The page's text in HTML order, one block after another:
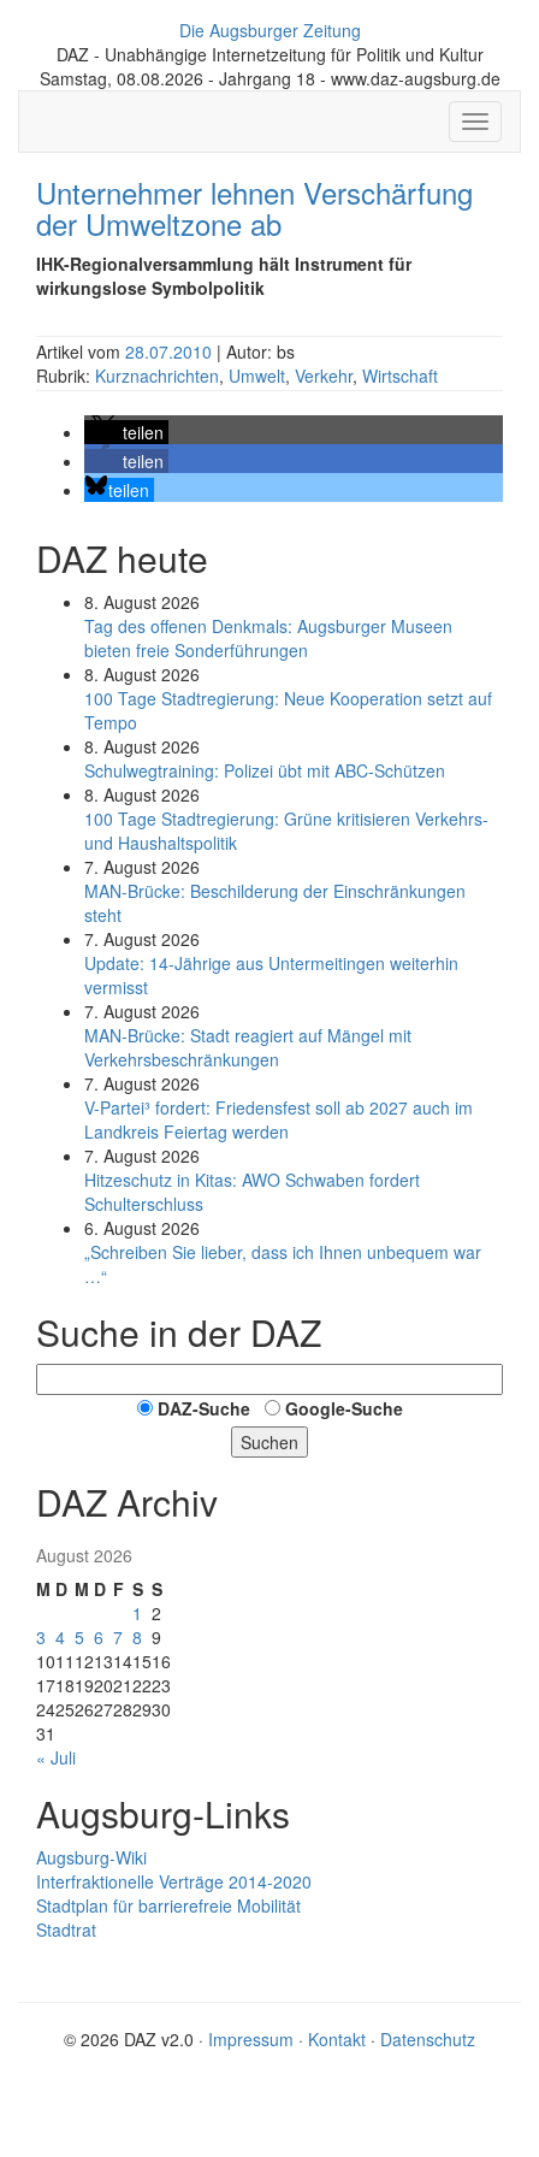
Die Augsburger Zeitung
DAZ - Unabhängige Internetzeitung für Politik und Kultur
Samstag, 08.08.2026 - Jahrgang 18 - www.daz-augsburg.de
Toggle
Unternehmer lehnen Verschärfung
der Umweltzone ab
IHK-Regionalversammlung hält Instrument für
wirkungslose Symbolpolitik
Artikel vom 28.07.2010 | Autor: bs
Rubrik: Kurznachrichten, Umwelt, Verkehr, Wirtschaft
teilen
teilen
teilen
DAZ heute
8. August 2026
Tag des offenen Denkmals: Augsburger Museen
bieten freie Sonderführungen
8. August 2026
100 Tage Stadtregierung: Neue Kooperation setzt auf
Tempo
8. August 2026
Schul­weg­trai­ning: Poli­zei übt mit ABC-Schüt­zen
8. August 2026
100 Tage Stadtregierung: Grüne kritisieren Verkehrs-
und Haushaltspolitik
7. August 2026
MAN-Brücke: Beschilderung der Einschränkungen
steht
7. August 2026
Update: 14-Jährige aus Untermeitingen weiterhin
vermisst
7. August 2026
MAN-Brücke: Stadt reagiert auf Mängel mit
Verkehrsbeschränkungen
7. August 2026
V-Partei­³ fordert: Friedens­fest soll ab 2027 auch im
Land­kreis Feier­tag werden
7. August 2026
Hitzeschutz in Kitas: AWO Schwaben fordert
Schulterschluss
6. August 2026
„Schreiben Sie lieber, dass ich Ihnen unbequem war
…“
Suche in der DAZ
DAZ-Suche
Google-Suche
Suchen
DAZ Archiv
August 2026
M D M D F S S
1 2
3 4 5 6 7 8 9
1011 1213141516
17181920212223
24252627282930
31
« Juli
Augsburg-Links
Augsburg-Wiki
Interfraktionelle Verträge 2014-2020
Stadtplan für barrierefreie Mobilität
Stadtrat
© 2026 DAZ v2.0 · Impressum · Kontakt · Datenschutz